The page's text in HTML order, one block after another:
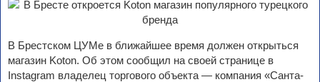
В Брестском ЦУМе в ближайшее время должен открыться
магазин Koton. Об этом сообщил на своей странице в
Instagram владелец торгового объекта — компания «Санта-